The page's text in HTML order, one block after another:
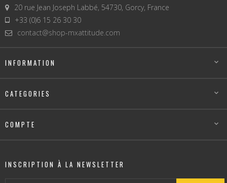
20 rue Jean Joseph Labbé, 54730, Gorcy, France
+33 (0)6 15 26 30 30
contact@shop-mxattitude.com
INFORMATION 
CATEGORIES 
COMPTE 
INSCRIPTION À LA NEWSLETTER